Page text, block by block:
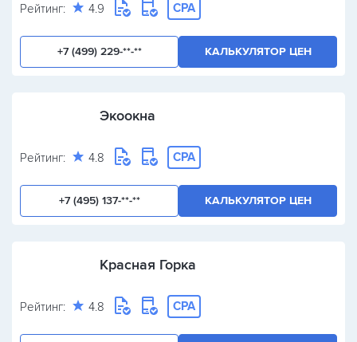
Рейтинг: 4.9 CPA
+7 (499) 229-**-** КАЛЬКУЛЯТОР ЦЕН
Экоокна
Рейтинг: 4.8 CPA
+7 (495) 137-**-** КАЛЬКУЛЯТОР ЦЕН
Красная Горка
Рейтинг: 4.8 CPA